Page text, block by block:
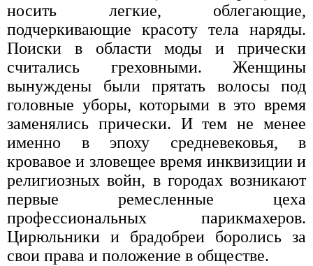
носить легкие, облегающие,
подчеркивающие красоту тела наряды.
Поиски в области моды и прически
считались греховными. Женщины
вынуждены были прятать волосы под
головные уборы, которыми в это время
заменялись прически. И тем не менее
именно в эпоху средневековья, в
кровавое и зловещее время инквизиции и
религиозных войн, в городах возникают
первые ремесленные цеха
профессиональных парикмахеров.
Цирюльники и брадобреи боролись за
свои права и положение в обществе.